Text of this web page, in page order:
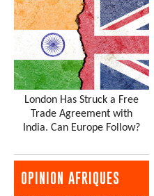
London Has Struck a Free
Trade Agreement with
India. Can Europe Follow?
OPINION AFRIQUES